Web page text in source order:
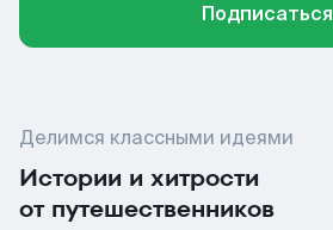
Подписаться
Делимся классными идеями
Истории и хитрости
от путешественников